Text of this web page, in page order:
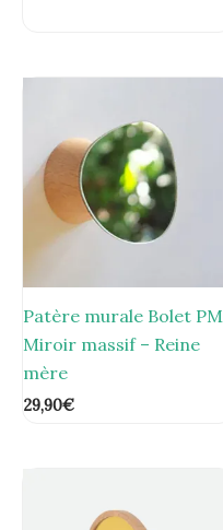
Patère murale Bolet PM
Miroir massif – Reine
mère
29,90€